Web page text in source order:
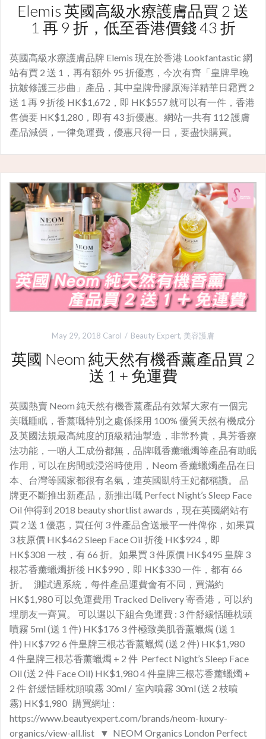
Elemis 英國高級水療護膚品買 2 送
1 再 9 折，低至香港價錢 43 折
英國高級水療護膚品牌 Elemis 現在於香港 Lookfantastic 網
站有買 2 送 1，再有額外 95 折優惠，今次有齊「皇牌早晚
抗皺修護三步曲」產品，其中皇牌骨膠原海洋精華日霜買 2
送 1 再 9 折後 HK$1,672，即 HK$557 就可以有一件，香港
售價要 HK$1,280，即有 43 折優惠。網站一共有 112 護膚
產品減價，一律免運費，優惠只得一日，要盡快購買。
May 29, 2018 Carol Beauty Expert, 美容護膚
英國 Neom 純天然有機香薰產品買 2
送 1 + 免運費
英國熱賣 Neom 純天然有機香薰產品有效幫大家有一個完
美嘅睡眠，香薰嘅特別之處係採用 100% 優質天然有機成分
及英國法規最高純度的頂級精油掣造，非常矜貴，具芳香療
法功能，一啲人工成份都無，品牌嘅香薰蠟燭等產品有助眠
作用，可以在房間或浸浴時使用，Neom 香薰蠟燭產品在日
本、台灣等國家都很有名氣，連英國凱特王妃都稱讚。 品
牌更不斷推出新產品，新推出嘅 Perfect Night’s Sleep Face
Oil 仲得到 2018 beauty shortlist awards，現在英國網站有
買 2 送 1 優惠，買任何 3 件產品會送最平一件俾你，如果買
3 枝原價 HK$462 Sleep Face Oil 折後 HK$924，即
HK$308 一枝，有 66 折。如果買 3 件原價 HK$495 皇牌 3
根芯香薰蠟燭折後 HK$990，即 HK$330 一件，都有 66
折。 測試過系統，每件產品運費會有不同，買滿約
HK$1,980 可以免運費用 Tracked Delivery 寄香港，可以約
埋朋友一齊買。 可以選以下組合免運費 : 3 件舒緩恬睡枕頭
噴霧 5ml (送 1 件) HK$176 3 件極致美肌香薰蠟燭 (送 1
件) HK$792 6 件皇牌三根芯香薰蠟燭 (送 2 件) HK$1,980
4 件皇牌三根芯香薰蠟燭 + 2 件 Perfect Night’s Sleep Face
Oil (送 2 件 Face Oil) HK$1,980 4 件皇牌三根芯香薰蠟燭 +
2 件 舒緩恬睡枕頭噴霧 30ml / 室內噴霧 30ml (送 2 枝噴
霧) HK$1,980 購買網址 :
https://www.beautyexpert.com/brands/neom-luxury-
organics/view-all.list ▼ NEOM Organics London Perfect